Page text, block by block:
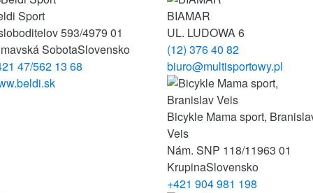
Sport
593/4979 01
SobotaSlovensko
47/562 13 68
BIAMAR
UL. LUDOWA 6
(12) 376 40 82
biuro@multisportowy.pl
Bicykle Mama sport,
Veis
Nám. SNP 118/11963 01
KrupinaSlovensko
+421 904 981 198